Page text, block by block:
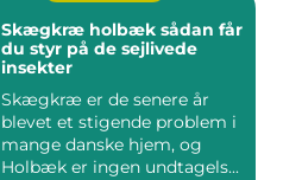
Skægkræ holbæk sådan får
du styr på de sejlivede
insekter
Skægkræ er de senere år
blevet et stigende problem i
mange danske hjem, og
Holbæk er ingen undtagels...